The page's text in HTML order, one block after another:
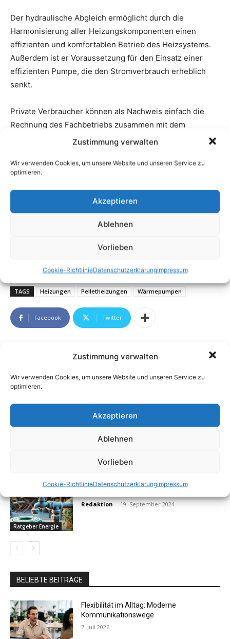
Zustimmung verwalten
Wir verwenden Cookies, um unsere Website und unseren Service zu
optimieren.
Akzeptieren
Ablehnen
Vorlieben
Cookie-RichtlinieDatenschutzerklärungimpressum